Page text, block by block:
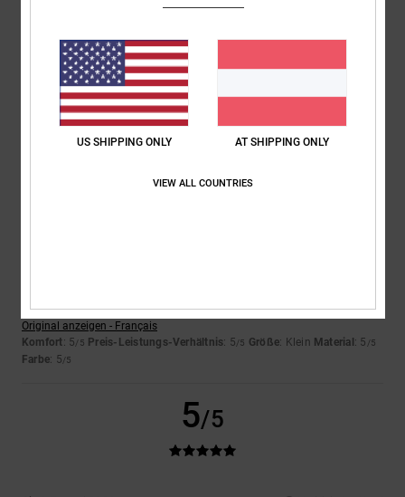
15. Juni 2026
Tolle, kultige Sneaker
Original anzeigen - Français
Komfort: 5/5 Preis-Leistungs-Verhältnis
Ich empfehle dieses Produkt
Original anzeigen - Français
Komfort: 5/5 Preis-Leistungs-Verhältnis: 5/5 Größe: Klein Material : 5 /5
Farbe: 5/5
5/5
US SHIPPING ONLY AT SHIPPING ONLY
VIEW ALL COUNTRIES